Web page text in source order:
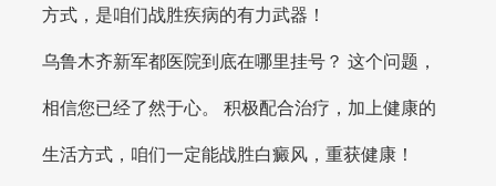
方式，是咱们战胜疾病的有力武器！
乌鲁木齐新军都医院到底在哪里挂号？ 这个问题，
相信您已经了然于心。 积极配合治疗，加上健康的
生活方式，咱们一定能战胜白癜风，重获健康！